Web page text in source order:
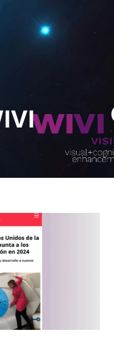
Solicita una demo